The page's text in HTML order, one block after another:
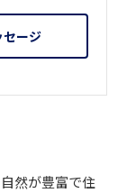
セージ
然が豊富で住